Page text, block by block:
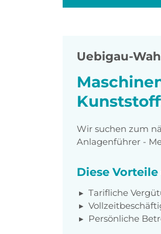
Uebigau-
Wir suchen zum
Anlagenführer -
Diese
Tarifliche
Persönliche